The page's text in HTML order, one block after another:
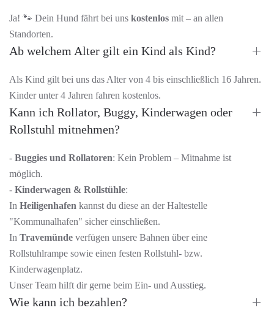
Ja! 🐾 Dein Hund fährt bei uns kostenlos mit – an allen
Standorten.
Ab welchem Alter gilt ein Kind als Kind?
Als Kind gilt bei uns das Alter von 4 bis einschließlich 16 Jahren.
Kinder unter 4 Jahren fahren kostenlos.
Kann ich Rollator, Buggy, Kinderwagen oder
Rollstuhl mitnehmen?
- Buggies und Rollatoren: Kein Problem – Mitnahme ist
möglich.
- Kinderwagen & Rollstühle:
In Heiligenhafen kannst du diese an der Haltestelle
"Kommunalhafen" sicher einschließen.
In Travemünde verfügen unsere Bahnen über eine
Rollstuhlrampe sowie einen festen Rollstuhl- bzw.
Kinderwagenplatz.
Unser Team hilft dir gerne beim Ein- und Ausstieg.
Wie kann ich bezahlen?